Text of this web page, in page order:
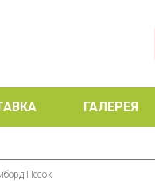
ГАЛЕРЕЯ
Песок